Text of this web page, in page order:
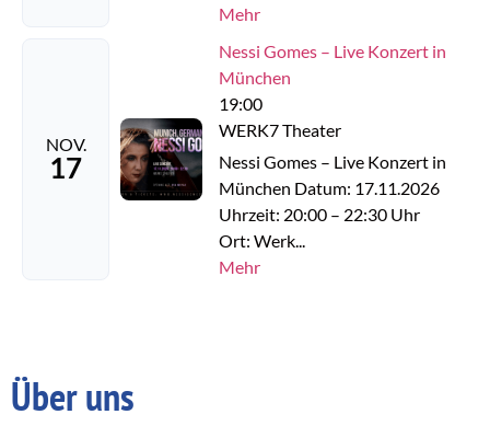
Mehr
NOV.
17
Nessi Gomes – Live Konzert in
München
19:00
WERK7 Theater
Nessi Gomes – Live Konzert in
München Datum: 17.11.2026
Uhrzeit: 20:00 – 22:30 Uhr
Ort: Werk...
Mehr
Über uns